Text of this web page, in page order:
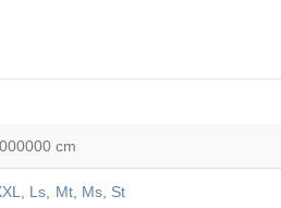
cm
Ls Mt, Ms, St